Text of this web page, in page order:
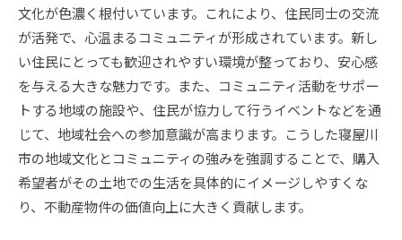
文化が色濃く根付いています。これにより、住民同士の交流
が活発で、心温まるコミュニティが形成されています。新し
い住民にとっても歓迎されやすい環境が整っており、安心感
を与える大きな魅力です。また、コミュニティ活動をサポー
トする地域の施設や、住民が協力して行うイベントなどを通
じて、地域社会への参加意識が高まります。こうした寝屋川
市の地域文化とコミュニティの強みを強調することで、購入
希望者がその土地での生活を具体的にイメージしやすくな
り、不動産物件の価値向上に大きく貢献します。